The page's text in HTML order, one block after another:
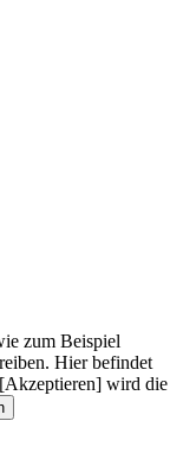
zum Beispiel
Hier befindet
wird die